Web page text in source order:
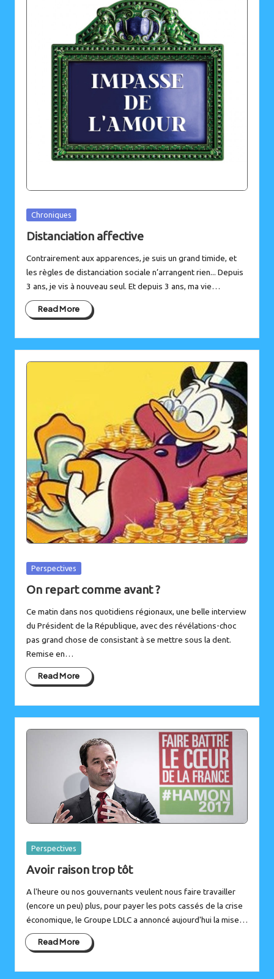
Posted
Chroniques
Distanciation affective
Contrairement aux apparences, je suis un grand timide, et
les règles de distanciation sociale n’arrangent rien... Depuis
3 ans, je vis à nouveau seul. Et depuis 3 ans, ma vie…
Read More
Posted
Perspectives
On repart comme avant ?
Ce matin dans nos quotidiens régionaux, une belle interview
du Président de la République, avec des révélations-choc
pas grand chose de consistant à se mettre sous la dent.
Remise en…
Read More
Posted
Perspectives
Avoir raison trop tôt
A l'heure ou nos gouvernants veulent nous faire travailler
(encore un peu) plus, pour payer les pots cassés de la crise
économique, le Groupe LDLC a annoncé aujourd'hui la mise…
Read More